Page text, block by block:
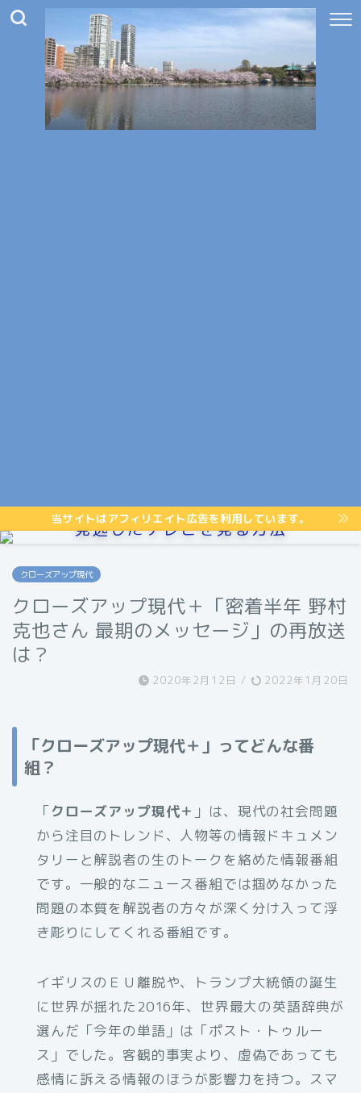
当サイトはアフィリエイト広告を利用しています。
見逃したテレビを見る方法
クローズアップ現代
クローズアップ現代＋「密着半年 野村
克也さん 最期のメッセージ」の再放送
は？
2020年2月12日 / 2022年1月20日
「クローズアップ現代＋」ってどんな番
組？
「クローズアップ現代＋ 」は、現代の社会問題
から注目のトレンド、人物等の情報ドキュメン
タリーと解説者の生のトークを絡めた情報番組
です。一般的なニュース番組では掴めなかった
問題の本質を解説者の方々が深く分け入って浮
き彫りにしてくれる番組です。
イギリスのＥＵ離脱や、トランプ大統領の誕生
に世界が揺れた2016年、世界最大の英語辞典が
選んだ「今年の単語」は「ポスト・トゥルー
ス」でした。客観的事実より、虚偽であっても
感情に訴える情報のほうが影響力を持つ。スマ